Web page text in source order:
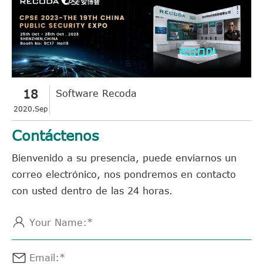
18
2020.Sep
Software Recoda
Contáctenos
Bienvenido a su presencia, puede enviarnos un
correo electrónico, nos pondremos en contacto
con usted dentro de las 24 horas.

